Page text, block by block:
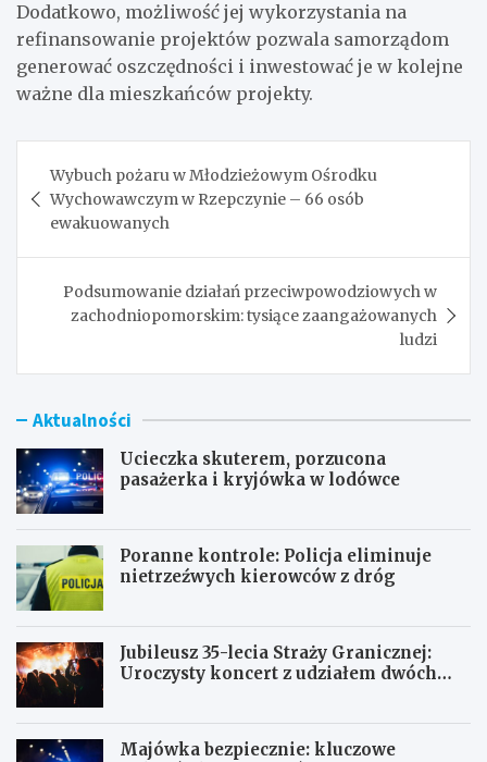
Dodatkowo, możliwość jej wykorzystania na
refinansowanie projektów pozwala samorządom
generować oszczędności i inwestować je w kolejne
ważne dla mieszkańców projekty.
wpisu
Wybuch pożaru w Młodzieżowym Ośrodku
Wychowawczym w Rzepczynie – 66 osób
ewakuowanych
Podsumowanie działań przeciwpowodziowych w
zachodniopomorskim: tysiące zaangażowanych
ludzi
Aktualności
Ucieczka skuterem, porzucona
pasażerka i kryjówka w lodówce
Poranne kontrole: Policja eliminuje
nietrzeźwych kierowców z dróg
Jubileusz 35-lecia Straży Granicznej:
Uroczysty koncert z udziałem dwóch
Majówka bezpiecznie: kluczowe